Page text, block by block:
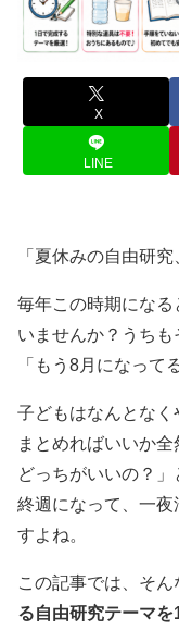
X
LINE
「夏休みの自由研
毎年この時期になる
いませんか？うちも
「もう8月になって
子どもはなんとなく
まとめればいいか
どっちがいいの？
終週になって、一
すよね。
この記事では、そ
る自由研究テーマを